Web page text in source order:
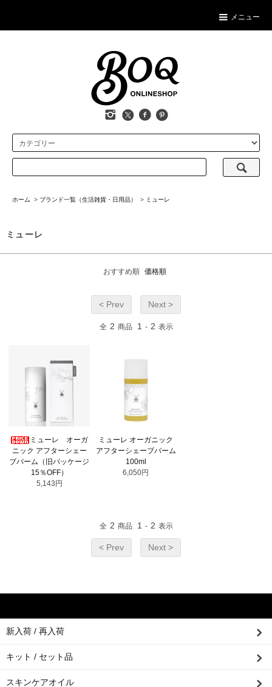
メニュー
ホーム > ブランド一覧（生活雑貨・日用品） > ミューレ
ミューレ
おすすめ順 価格順
< Prev Next >
全 2 商品 1 - 2 表示
ミューレ オーガ
ニック アフターシェー
ブバーム（旧パッケージ
15％OFF）
5,143円
ミューレ オーガニック
アフターシェーブバーム
100ml
6,050円
全 2 商品 1 - 2 表示
< Prev Next >
新入荷 / 再入荷
キット / セット品
スキンケアオイル